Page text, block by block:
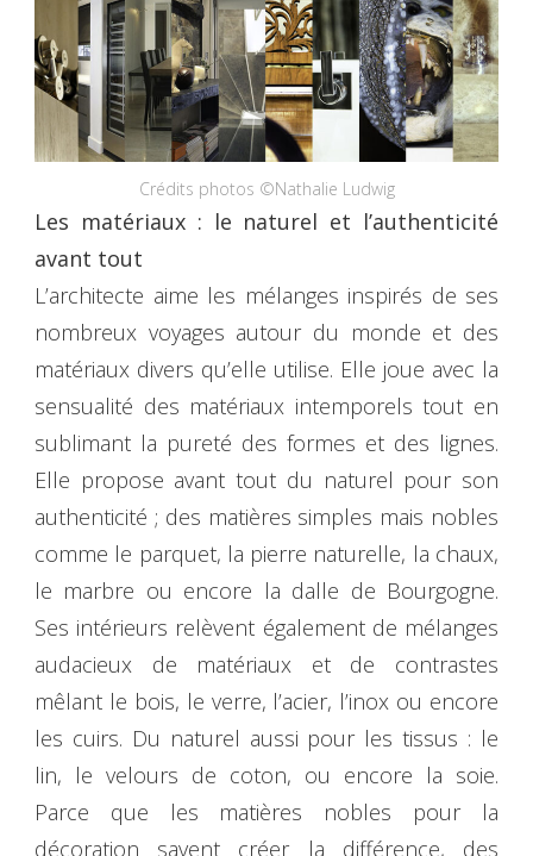
Crédits photos ©Nathalie Ludwig
Les matériaux : le naturel et l’authenticité
avant tout
L’architecte aime les mélanges inspirés de ses
nombreux voyages autour du monde et des
matériaux divers qu’elle utilise. Elle joue avec la
sensualité des matériaux intemporels tout en
sublimant la pureté des formes et des lignes.
Elle propose avant tout du naturel pour son
authenticité ; des matières simples mais nobles
comme le parquet, la pierre naturelle, la chaux,
le marbre ou encore la dalle de Bourgogne.
Ses intérieurs relèvent également de mélanges
audacieux de matériaux et de contrastes
mêlant le bois, le verre, l’acier, l’inox ou encore
les cuirs. Du naturel aussi pour les tissus : le
lin, le velours de coton, ou encore la soie.
Parce que les matières nobles pour la
décoration savent créer la différence, des